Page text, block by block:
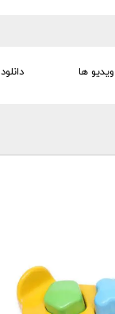
ویدیو ها